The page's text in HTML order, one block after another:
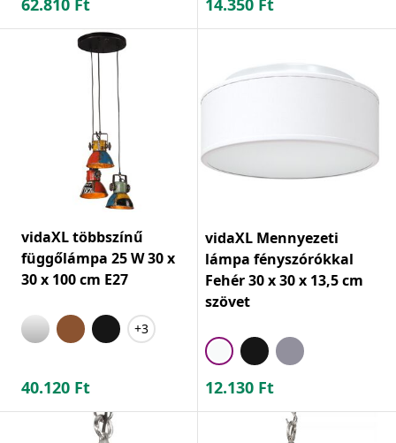
vidaXL többszínű
függőlámpa 25 W 30 x
30 x 100 cm E27
+3
40.120 Ft
vidaXL Mennyezeti
lámpa fényszórókkal
Fehér 30 x 30 x 13,5 cm
szövet
12.130 Ft